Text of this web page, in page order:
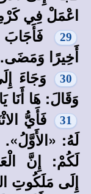
اعْمَلْ فِي
29
أَخِيرًا وَمَضَى.
30
وَجَاءَ
وَقَالَ: هَا
31
فَأَيُّ
لَهُ:
لَكُمْ: إِنَّ
إِلَى مَلَكُوتِ